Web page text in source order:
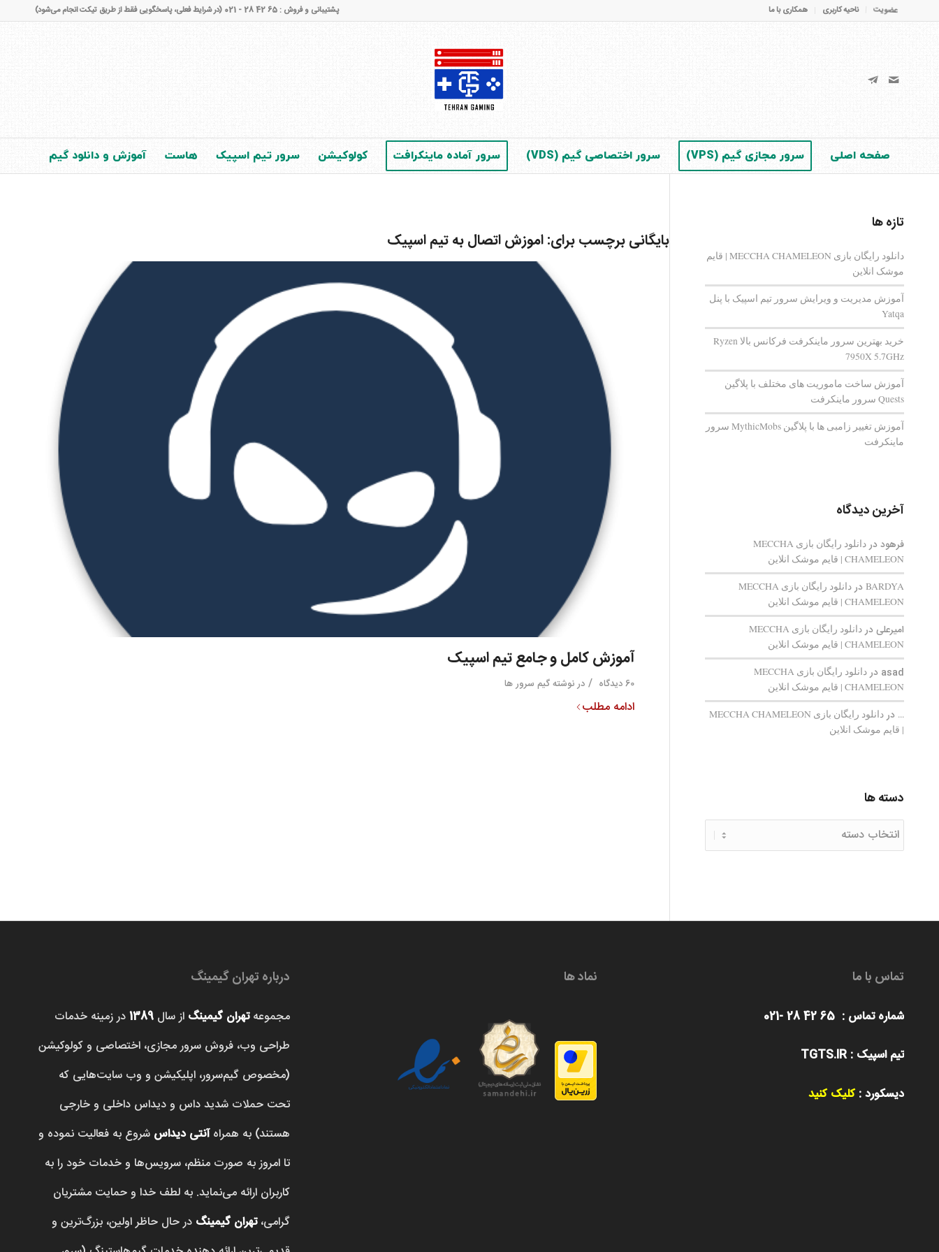
عضویت ناحیه کاربری همکاری با ما پشتیبانی و فروش : 65 42 28 - 021 (در شرایط فعلی، پاسخگویی فقط از طریق تیکت انجام می‌شود)
صفحه اصلی سرور مجازی گیم (VPS) سرور اختصاصی گیم (VDS) سرور آماده ماینکرافت کولوکیشن سرور تیم اسپیک هاست آموزش و دانلود گیم
بایگانی برچسب برای:اموزش اتصال به تیم اسپیک
آموزش کامل و جامع تیم اسپیک
60 دیدگاه / درنوشته گیم سرور ها
ادامه مطلب
تازه ها
دانلود رایگان بازی MECCHA CHAMELEON | قایم‌
موشک انلاین
آموزش مدیریت و ویرایش سرور تیم اسپیک با پنل
Yatqa
خرید بهترین سرور ماینکرفت فرکانس بالا Ryzen
7950X 5.7GHz
آموزش ساخت ماموریت های مختلف با پلاگین
Quests سرور ماینکرفت
آموزش تغییر زامبی ها با پلاگین MythicMobs سرور
ماینکرفت
آخرین دیدگاه
فرهوددر
دانلود رایگان بازی MECCHA
CHAMELEON | قایم‌ موشک انلاین
BARDYA در
دانلود رایگان بازی MECCHA
CHAMELEON | قایم‌ موشک انلاین
امیرعلیدر
دانلود رایگان بازی MECCHA
CHAMELEON | قایم‌ موشک انلاین
asad در
دانلود رایگان بازی MECCHA
CHAMELEON | قایم‌ موشک انلاین
... در
دانلود رایگان بازی MECCHA CHAMELEON
| قایم‌ موشک انلاین
دسته ها
دسته
ها
تماس با ما
شماره تماس : 65 42 28 -021
تیم اسپیک : TGTS.IR
دیسکورد :کلیک کنید
نماد ها درباره تهران گیمینگ
مجموعهتهران گیمینگ از سال1389در زمینه خدمات
طراحی وب، فروش‌ سرور مجازی، اختصاصی و کولوکیشن
(مخصوص گیم‌سرور، اپلیکیشن و وب سایت‌هایی که
تحت حملات شدید داس و دیداس داخلی و خارجی
هستند) به همراهآنتی دیداس شروع به فعالیت نموده و
تا امروز به صورت منظم، سرویس‌ها و خدمات خود را به
کاربران ارائه می‌نماید. به لطف خدا و حمایت مشتریان
گرامی،تهران گیمینگ در حال حاظر اولین، بزرگ‌ترین و